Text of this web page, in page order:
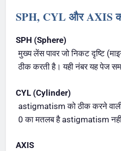
SPH, CYL और AXIS
SPH (Sphere)
मुख्य लेंस पावर जो निकट दृष्टि
ठीक करती है। यही नंबर यह पेज
CYL (Cylinder)
astigmatism को ठीक करने वाली
0 का मतलब है astigmatism
AXIS